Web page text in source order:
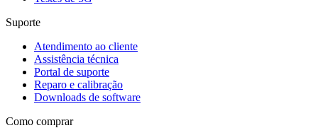
Suporte
Atendimento ao cliente
Assistência técnica
Portal de suporte
Reparo e calibração
Downloads de software
Como comprar